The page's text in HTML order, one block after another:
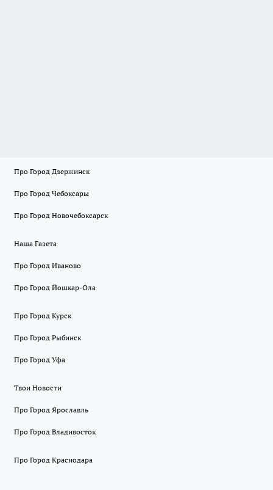
Про Город Дзержинск
Про Город Чебоксары
Про Город Новочебоксарск
Наша Газета
Про Город Иваново
Про Город Йошкар-Ола
Про Город Курск
Про Город Рыбинск
Про Город Уфа
Твои Новости
Про Город Ярославль
Про Город Владивосток
Про Город Краснодара